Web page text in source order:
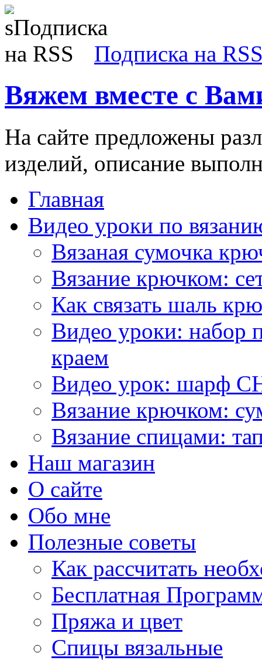
Подписка на
Вяжем вместе с
На сайте предложены
изделий, описание
Главная
Видео уроки по
Вязаная сумочка
Вязание крючком:
Как связать шаль
Видео уроки: набор
краем
Видео урок: шарф
Вязание крючком:
Вязание спицами:
Наш магазин
О сайте
Обо мне
Полезные советы
Как рассчитать
Бесплатная
Пряжа и цвет
Спицы вязальные